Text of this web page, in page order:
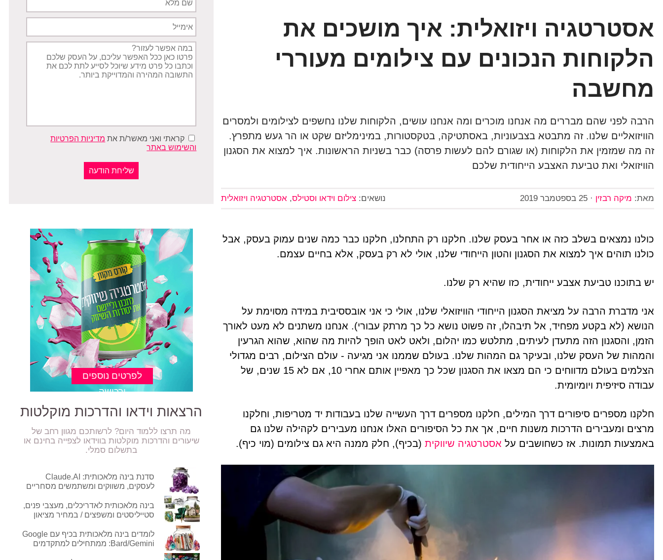
אסטרטגיה ויזואלית: איך מושכים את
הלקוחות הנכונים עם צילומים מעוררי
מחשבה
הרבה לפני שהם מבררים מה אנחנו מוכרים ומה אנחנו עושים, הלקוחות שלנו נחשפים לצילומים ולמסרים
הוויזואליים שלנו. זה מתבטא בצבעוניות, באסתטיקה, בטקסטורות, במינימליזם שקט או הר געש מתפרץ.
זה מה שמזמין את הלקוחות (או שגורם להם לעשות פרסה) כבר בשניות הראשונות. איך למצוא את הסגנון
הוויזואלי ואת טביעת האצבע הייחודית שלכם
מאת: מיקה רבזין · 25 בספטמבר 2019 נושאים: צילום וידאו וסטילס, אסטרטגיה ויזואלית
כולנו נמצאים בשלב כזה או אחר בעסק שלנו. חלקנו רק התחלנו, חלקנו כבר כמה שנים עמוק בעסק, אבל
כולנו תוהים איך למצוא את הסגנון והטון הייחודי שלנו, אולי לא רק בעסק, אלא בחיים עצמם.
יש בתוכנו טביעת אצבע ייחודית, כזו שהיא רק שלנו.
אני מדברת הרבה על מציאת הסגנון הייחודי הוויזואלי שלנו, אולי כי אני אובססיבית במידה מסוימת על
הנושא (לא בקטע מפחיד, אל תיבהלו, זה פשוט נושא כל כך מרתק עבורי). אנחנו משתנים לא מעט לאורך
הזמן, והסגנון הזה מתעדן לעיתים, מתלטש כמו יהלום, ולאט לאט הופך להיות מה שהוא, שהוא הגרעין
והמהות של העסק שלנו, ובעיקר גם המהות שלנו. בעולם שממנו אני מגיעה - עולם הצילום, רבים מגדולי
הצלמים בעולם מדווחים כי הם מצאו את הסגנון שכל כך מאפיין אותם אחרי 10, אם לא 15 שנים, של
עבודה סיזיפית ויומיומית.
חלקנו מספרים סיפורים דרך המילים, חלקנו מספרים דרך העשייה שלנו בעבודות יד מטריפות, וחלקנו
מרצים ומעבירים הדרכות משנות חיים, אך את כל הסיפורים האלו אנחנו מעבירים לקהילה שלנו גם
באמצעות תמונות. אז כשחושבים על אסטרטגיה שיווקית (בכיף), חלק ממנה היא גם צילומים (מוי כיף).
מלא
תיאור
הפניה
קראתי ואני מאשר/ת את מדיניות הפרטיות
והשימוש באתר
הרצאות וידאו והדרכות מוקלטות
מה תרצו ללמוד היום? לרשותכם מגוון רחב של
שיעורים והדרכות מוקלטות בווידאו לצפייה בחינם או
בתשלום סמלי.
סדנת בינה מלאכותית: Claude.AI
לעסקים, משווקים ומשתמשים מסחריים
בינה מלאכותית לאדריכלים, מעצבי פנים,
סטייליסטים ומשפצים / במחיר מציאון
לומדים בינה מלאכותית בכיף עם Google
Bard/Gemini: ממתחילים למתקדמים